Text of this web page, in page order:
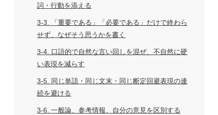
詞・行動を添える
3-3
「重要である」「必要である」だけで終わら
せず、なぜそう思うかを書く
3-4 口語的で自然な言い回しを混ぜ、不自然に硬
い表現を減らす
3-5 同じ単語・同じ文末・同じ断定回避表現の連
続を避ける
3-6 一般論、参考情報、自分の意見を区別する